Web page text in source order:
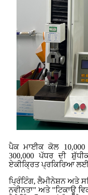
ਪੈਕ ਮਾਈਕ ਕੋਲ 10,000
300,000 ਪੱਧਰ ਦੀ
ਏਕੀਕ੍ਰਿਤ ਪ੍ਰਕਿਰਿਆ
ਪ੍ਰਿੰਟਿੰਗ, ਲੈਮੀਨੇਸ਼ਨ ਅਤੇ
ਨਵੀਨਤਾ" ਅਤੇ "ਟਿਕਾਊ